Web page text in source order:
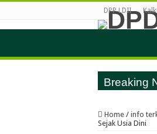
DPP LDII
Breaking
Home / info
Sejak Usia Dini